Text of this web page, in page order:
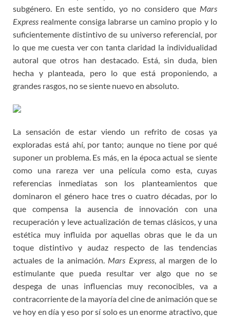
subgénero. En este sentido, yo no considero que Mars
Express realmente consiga labrarse un camino propio y lo
suficientemente distintivo de su universo referencial, por
lo que me cuesta ver con tanta claridad la individualidad
autoral que otros han destacado. Está, sin duda, bien
hecha y planteada, pero lo que está proponiendo, a
grandes rasgos, no se siente nuevo en absoluto.
La sensación de estar viendo un refrito de cosas ya
exploradas está ahí, por tanto; aunque no tiene por qué
suponer un problema. Es más, en la época actual se siente
como una rareza ver una película como esta, cuyas
referencias inmediatas son los planteamientos que
dominaron el género hace tres o cuatro décadas, por lo
que compensa la ausencia de innovación con una
recuperación y leve actualización de temas clásicos, y una
estética muy influida por aquellas obras que le da un
toque distintivo y audaz respecto de las tendencias
actuales de la animación. Mars Express, al margen de lo
estimulante que pueda resultar ver algo que no se
despega de unas influencias muy reconocibles, va a
contracorriente de la mayoría del cine de animación que se
ve hoy en día y eso por sí solo es un enorme atractivo, que